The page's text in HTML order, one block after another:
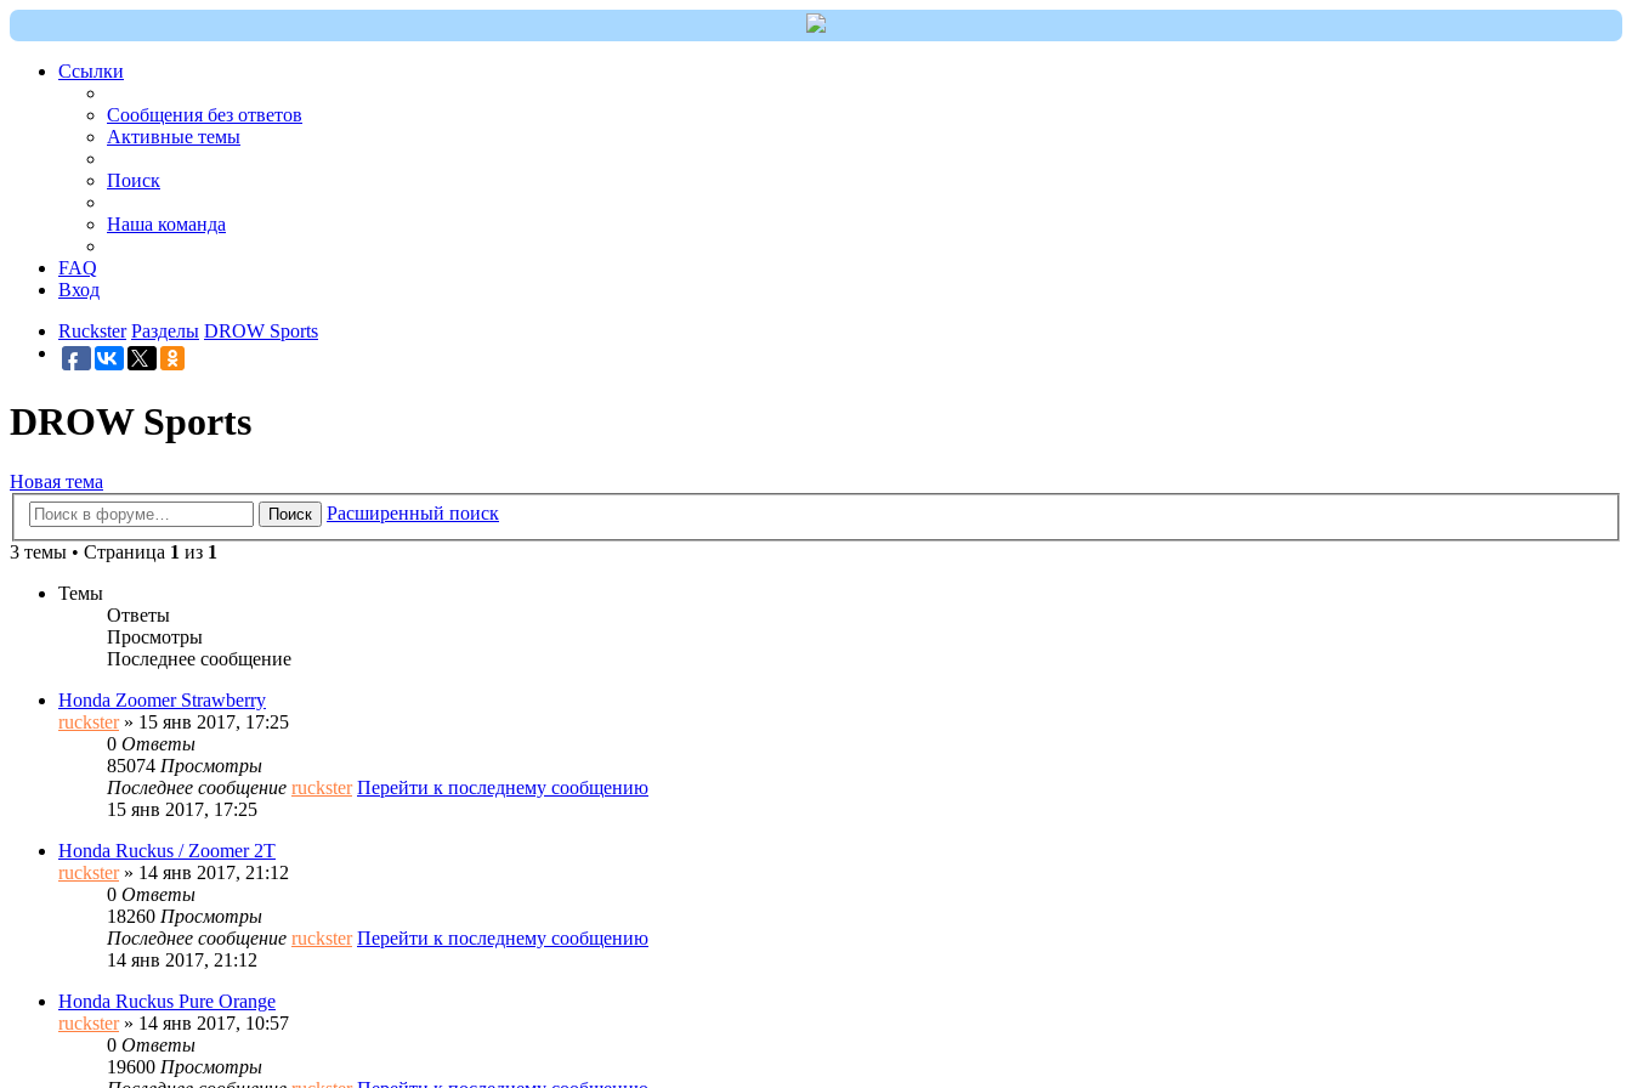
Ссылки
Сообщения без ответов
Активные темы
Поиск
Наша команда
FAQ
Вход
Ruckster Разделы DROW Sports
DROW Sports
Новая тема
Поиск
Расширенный поиск
3 темы • Страница 1 из 1
Темы
Ответы
Просмотры
Последнее сообщение
Honda Zoomer Strawberry
ruckster» 15 янв 2017, 17:25
0 Ответы
85074 Просмотры
Последнее сообщение ruckster Перейти к последнему сообщению
15 янв 2017, 17:25
Honda Ruckus / Zoomer 2T
ruckster» 14 янв 2017, 21:12
0 Ответы
18260 Просмотры
Последнее сообщение ruckster Перейти к последнему сообщению
14 янв 2017, 21:12
Honda Ruckus Pure Orange
ruckster» 14 янв 2017, 10:57
0 Ответы
19600 Просмотры